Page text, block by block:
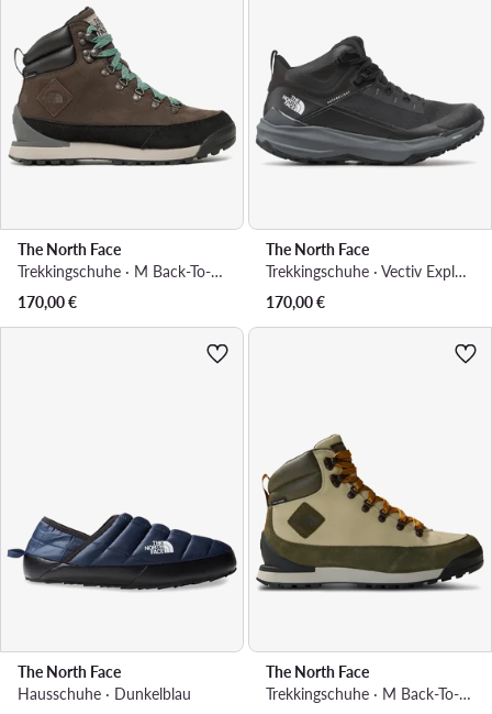
The North Face
Trekkingschuhe · M Back-To-Berkeley Iv Leather WpNF0A817QZN31 · Braun
170,00€
The North Face
Trekkingschuhe · Vectiv Exploris 2 Mid NF0A7W6ANY71 · Schwarz
170,00€
The North Face
Hausschuhe · Dunkelblau
The North Face
Trekkingschuhe · M Back-To-Berkeley Iv Textile Wp NF0A81778KO1 · Beige